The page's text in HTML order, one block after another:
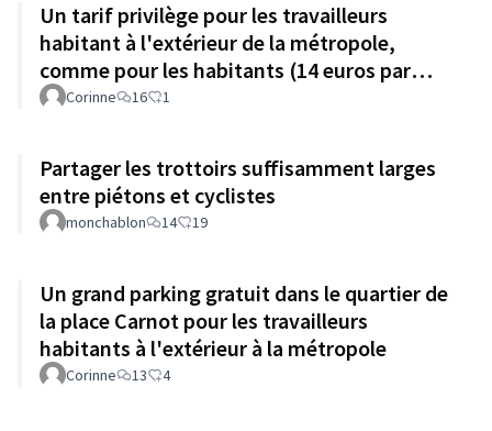
Un tarif privilège pour les travailleurs
habitant à l'extérieur de la métropole,
comme pour les habitants (14 euros par
mois)
Corinne 16 1
Partager les trottoirs suffisamment larges
entre piétons et cyclistes
monchablon 14 19
Un grand parking gratuit dans le quartier de
la place Carnot pour les travailleurs
habitants à l'extérieur à la métropole
Corinne 13 4